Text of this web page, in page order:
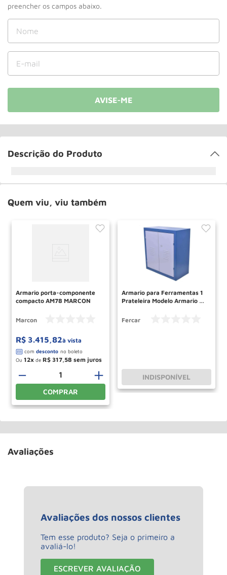
Descrição do Produto
Quem viu, viu também
Armario porta-componente
compacto AM78 MARCON
Marcon
R$ 3.415 82à vista
Ou 12 de R$ 317 58
＋
－
COMPRAR
Armario para Ferramentas 1
Prateleira Modelo Armario 08
Fercar
INDISPONÍVEL
Avaliações
Avaliações dos nossos clientes
Tem esse produto? Seja o primeiro a
avaliá-lo!
ESCREVER AVALIAÇÃO
10º Roda